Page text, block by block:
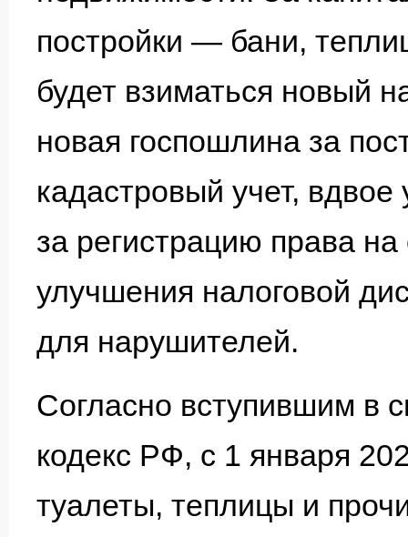
постройки — бани,
будет взиматься новый
новая госпошлина за
кадастровый учет,
за регистрацию права
улучшения налоговой
для нарушителей.
Согласно вступившим в
кодекс РФ, с 1 января
туалеты, теплицы и